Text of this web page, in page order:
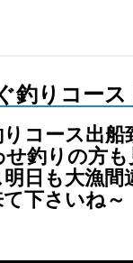
釣りコース
コース出
釣りの方
日も大漁
下さいね～